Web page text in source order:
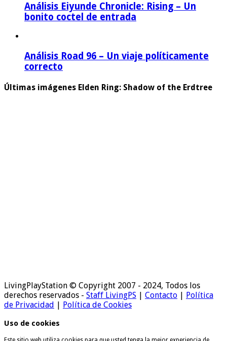
Análisis Eiyunde Chronicle: Rising – Un
bonito coctel de entrada
Análisis Road 96 – Un viaje políticamente
correcto
Últimas imágenes Elden Ring: Shadow of the Erdtree
LivingPlayStation © Copyright 2007 - 2024, Todos los
derechos reservados - Staff LivingPS | Contacto | Política
de Privacidad | Política de Cookies
Uso de cookies